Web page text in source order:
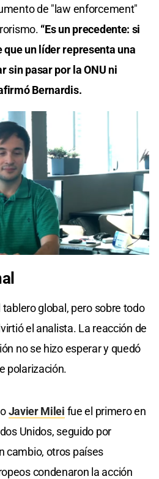
de "law enforcement"
“Es un precedente: si
que un líder representa una
sin pasar por la ONU ni
Bernardis.
tablero global, pero sobre todo
el analista. La reacción de
no se hizo esperar y quedó
polarización.
Javier Milei fue el primero en
Unidos, seguido por
cambio, otros países
condenaron la acción